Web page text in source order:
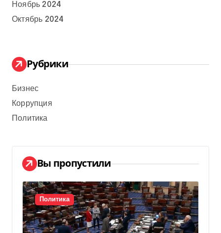
Ноябрь 2024
Октябрь 2024
Рубрики
Бизнес
Коррупция
Политика
Вы пропустили
Политика